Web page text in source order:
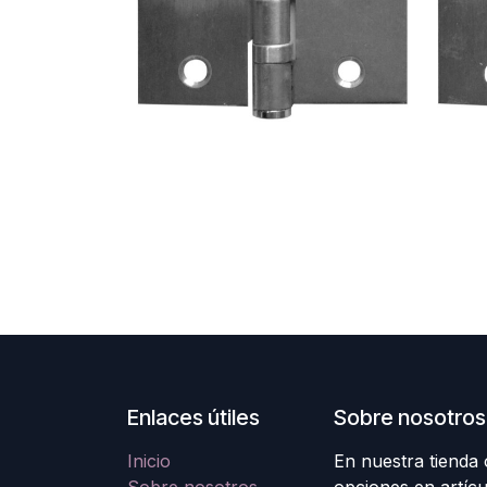
Enlaces útiles
Inicio
Sobre nosotros
En nuestra tienda